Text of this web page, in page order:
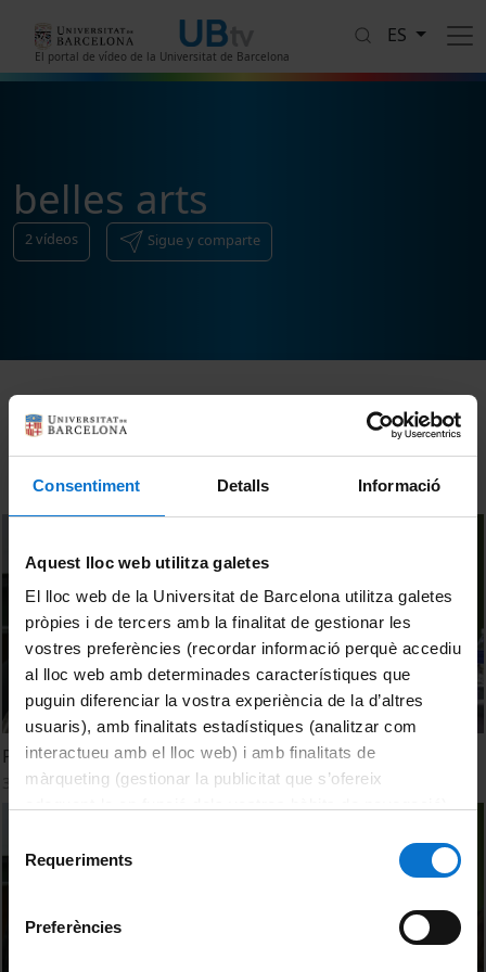
Consentiment Detalls Informació
Aquest lloc web utilitza galetes
El lloc web de la Universitat de Barcelona utilitza galetes
pròpies i de tercers amb la finalitat de gestionar les
vostres preferències (recordar informació perquè accediu
al lloc web amb determinades característiques que
puguin diferenciar la vostra experiència de la d’altres
usuaris), amb finalitats estadístiques (analitzar com
interactueu amb el lloc web) i amb finalitats de
màrqueting (gestionar la publicitat que s’ofereix
consultar laPolítica de galetes del lloc web de la
Requeriments
Preferències
El portal de vídeo de la Universitat de Barcelona
ES
belles arts
2vídeos Sigue y comparte
Ordenar
Procés creatiu en la construcció artística
3 Mayo, 2018